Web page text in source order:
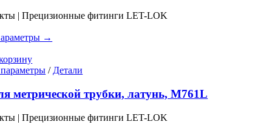
можно
на
| Прецизионные фитинги LET-LOK
→
Этот
имеет
несколько
вариаций.
Опции
/ Детали
метрической трубки, латунь, M761L
| Прецизионные фитинги LET-LOK